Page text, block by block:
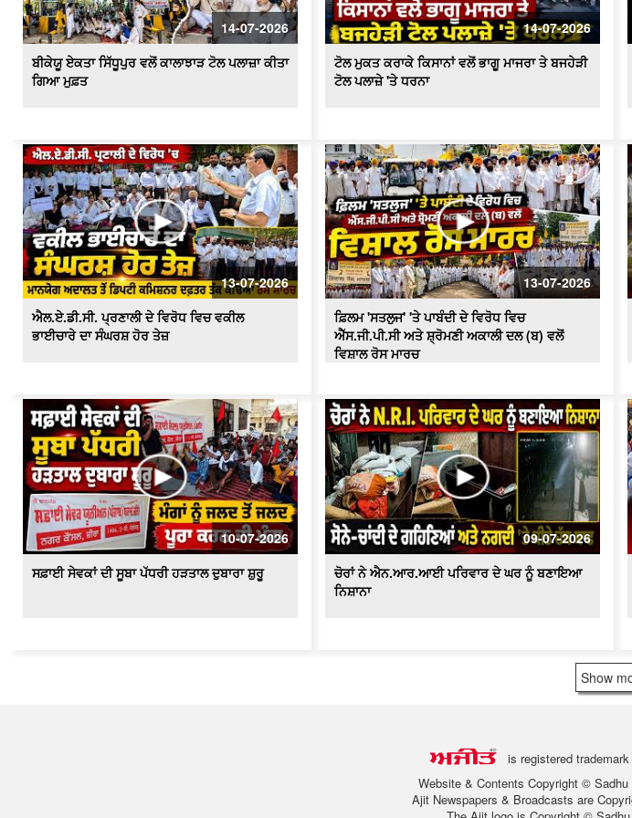
14-07-2026
ਬੀਕੇਯੂ ਏਕਤਾ ਸਿੱਧੂਪੁਰ ਵਲੋਂ ਕਾਲਾਝਾੜ ਟੋਲ ਪਲਾਜ਼ਾ ਕੀਤਾ
ਗਿਆ ਮੁਫ਼ਤ
14-07-2026
ਟੋਲ ਮੁਕਤ ਕਰਾਕੇ ਕਿਸਾਨਾਂ ਵਲੋਂ ਭਾਗੂ ਮਾਜਰਾ ਤੇ ਬਜਹੇੜੀ
ਟੋਲ ਪਲਾਜ਼ੇ 'ਤੇ ਧਰਨਾ
13-07-2026
ਐਲ.ਏ.ਡੀ.ਸੀ. ਪ੍ਰਣਾਲੀ ਦੇ ਵਿਰੋਧ ਵਿਚ ਵਕੀਲ
ਭਾਈਚਾਰੇ ਦਾ ਸੰਘਰਸ਼ ਹੋਰ ਤੇਜ਼
13-07-2026
ਫ਼ਿਲਮ 'ਸਤਲੁਜ' 'ਤੇ ਪਾਬੰਦੀ ਦੇ ਵਿਰੋਧ ਵਿਚ
ਐੱਸ.ਜੀ.ਪੀ.ਸੀ ਅਤੇ ਸ਼੍ਰੋਮਣੀ ਅਕਾਲੀ ਦਲ (ਬ) ਵਲੋਂ
ਵਿਸ਼ਾਲ ਰੋਸ ਮਾਰਚ
10-07-2026
ਸਫ਼ਾਈ ਸੇਵਕਾਂ ਦੀ ਸੂਬਾ ਪੱਧਰੀ ਹੜਤਾਲ ਦੁਬਾਰਾ ਸ਼ੁਰੂ
09-07-2026
ਚੋਰਾਂ ਨੇ ਐਨ.ਆਰ.ਆਈ ਪਰਿਵਾਰ ਦੇ ਘਰ ਨੂੰ ਬਣਾਇਆ
ਨਿਸ਼ਾਨਾ
Show
is registered trademark
Website & Contents Copyright ©
Ajit Newspapers & Broadcasts are